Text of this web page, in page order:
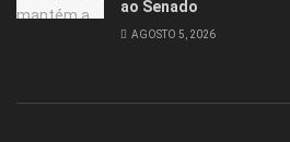
ao Senado
AGOSTO 5, 2026